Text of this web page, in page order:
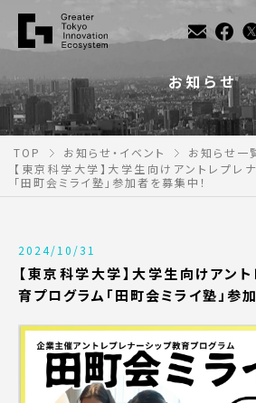
お知らせ
TOP お知らせ・イベント
お知らせ一
【東京科学大学】大学生向けアントレプレ
「田町会ミライ塾」参加者を募集中！
2024/10/31
【東京科学大学】大学生向けアン
育プログラム「田町会ミライ塾」参